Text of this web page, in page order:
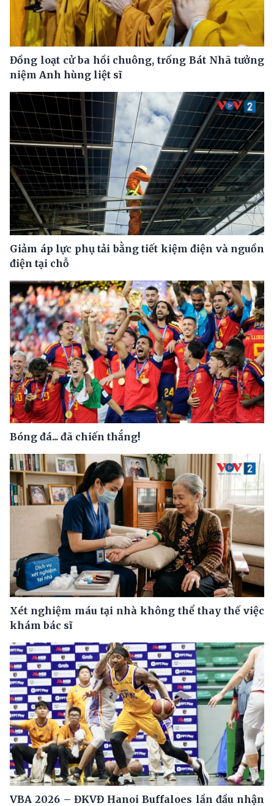
Đồng loạt cử ba hồi chuông, trống Bát Nhã tưởng
niệm Anh hùng liệt sĩ
Giảm áp lực phụ tải bằng tiết kiệm điện và nguồn
điện tại chỗ
Bóng đá... đã chiến thắng!
Xét nghiệm máu tại nhà không thể thay thế việc
khám bác sĩ
VBA 2026 – ĐKVĐ Hanoi Buffaloes lần đầu nhận